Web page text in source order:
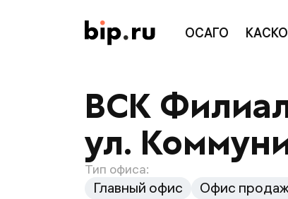
ОСАГО КАСКО
ВСК Филиал
ул.
Тип офиса:
Главный офис Офис